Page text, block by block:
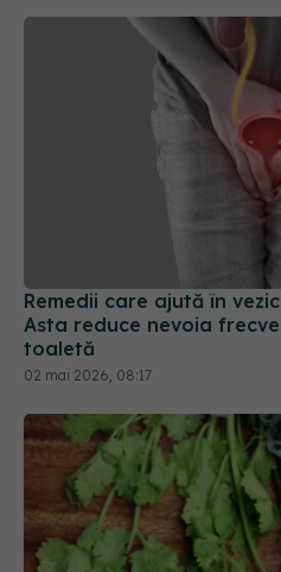
Remedii care ajută în
Asta reduce nevoia
toaletă
02 mai 2026, 08:17